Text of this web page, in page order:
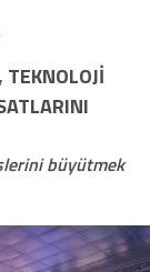
TEKNOLOJI
büyütmek